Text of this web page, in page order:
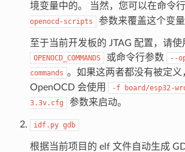
境变量中的。 当然，您可以在命令
openocd-scripts
参数来覆盖这个变量
至于当前开发板的 JTAG 配置，请使
OPENOCD_COMMANDS 或命令行参数
--
commands 。如果这两者都没有被定义
OpenOCD 会使用
-f
board/esp32-
3.3v.cfg
参数来启动。
idf.py gdb
根据当前项目的 elf 文件自动生成